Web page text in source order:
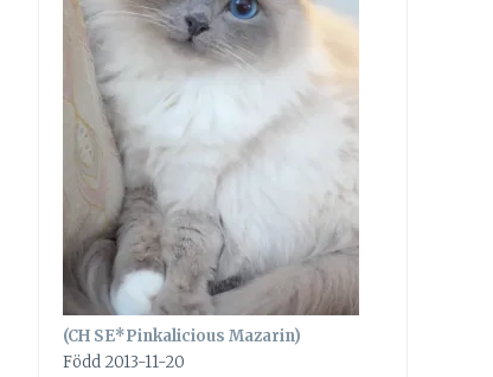
(CH SE*Pinkalicious Mazarin)
Född 2013-11-20